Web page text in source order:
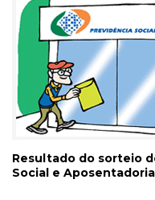
Resultado do sorteio
Social e Aposentadoria